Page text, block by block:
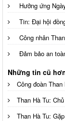
Hưởng ứng
Tin: Đại hội
Công nhân
Đảm bảo an
Những tin cũ
Công đoàn
Than Hà Tu:
Than Hà Tu: